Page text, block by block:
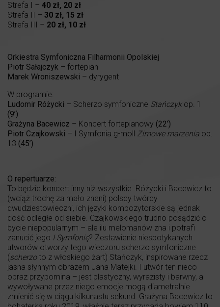
Strefa I – 40 zł, 20 zł
Strefa II – 30 zł, 15 zł
Strefa III – 20 zł, 10 zł
Orkiestra Symfoniczna Filharmonii Opolskiej
Piotr Sałajczyk – fortepian
Marek Wroniszewski – dyrygent
W programie:
Ludomir Różycki – Scherzo symfoniczne Stańczykop. 1
(9’)
Grażyna Bacewicz – Koncert fortepianowy (22’)
Piotr Czajkowski – I Symfonia g-moll Zimowe marzenia op.
13 (45’)
O repertuarze:
To będzie koncert inny niż wszystkie. Różycki i Bacewicz to
(wciąż trochę za mało znani) polscy twórcy
dwudziestowieczni, ich języki kompozytorskie są jednak
dość odległe od siebie. Czajkowskiego trudno posądzić o
bycie niepopularnym – ale ilu melomanów zna i potrafi
zanucić jego I Symfonię? Zestawienie niespotykanych
utworów otworzy tego wieczoru scherzo symfoniczne
(scherzoto z włoskiego żart) Stańczyk, inspirowane rzecz
jasna słynnym obrazem Jana Matejki. I utwór ten nieco
obraz przypomina – jest plastyczny, wyrazisty i barwny, a
wywoływane przez niego emocje mogą diametralnie
zmienić się w ciągu kilkunastu sekund. Grażyna Bacewicz to